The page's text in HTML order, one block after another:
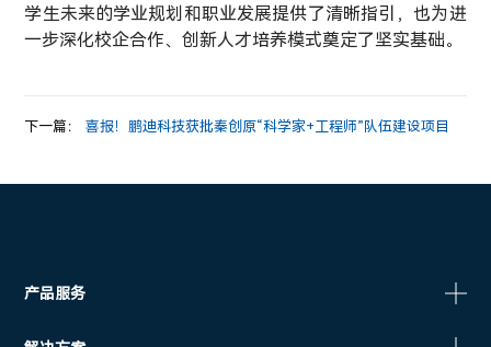
学生未来的学业规划和职业发展提供了清晰指引，也为进
一步深化校企合作、创新人才培养模式奠定了坚实基础。
下一篇：喜报！鹏迪科技获批秦创原“科学家+工程师”队伍建设项目
产品服务